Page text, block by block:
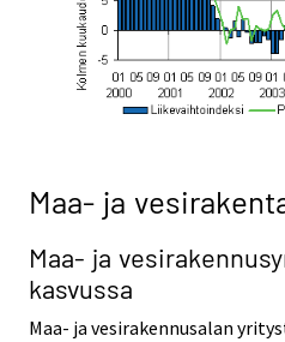
Maa- ja
Maa- ja
kasvussa
Maa- ja vesirakennusalan